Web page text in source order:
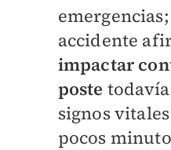
accidente
impactar
poste
signos
pocos